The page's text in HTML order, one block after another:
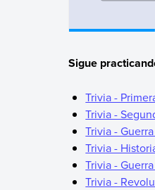
Sigue
Trivia -
Trivia -
Trivia -
Trivia -
Trivia -
Trivia -